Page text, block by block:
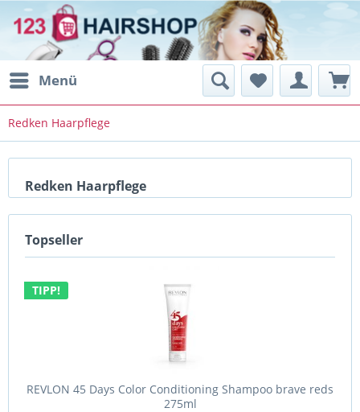
Menü
Redken Haarpflege
Redken Haarpflege
Topseller
TIPP!
REVLON 45 Days Color Conditioning Shampoo brave reds
275ml